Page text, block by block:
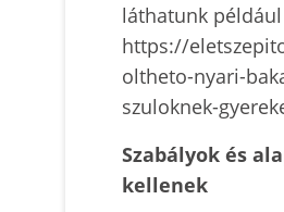
láthatunk
https://
oltheto-nyari-
szuloknek-
Szabályok és
kellenek